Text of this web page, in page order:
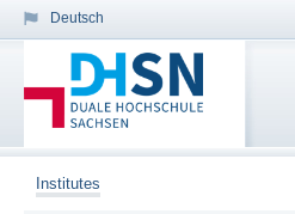
Deutsch
Institutes